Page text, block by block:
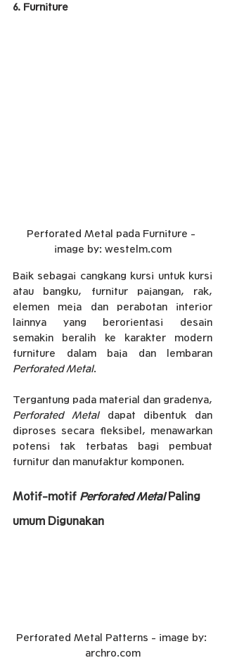
6. Furniture
Perforated Metal pada Furniture -
image by: westelm.com
Baik sebagai cangkang kursi untuk kursi
atau bangku, furnitur pajangan, rak,
elemen meja dan perabotan interior
lainnya yang berorientasi desain
semakin beralih ke karakter modern
Perforated Metal.
Perforated Metal dapat dibentuk dan
diproses secara fleksibel, menawarkan
potensi tak terbatas bagi pembuat
furnitur dan manufaktur komponen.
Motif-motif Perforated Metal Paling
umum Digunakan
Perforated Metal Patterns - image by:
archro.com